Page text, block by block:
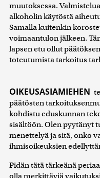
muutoksessa.
alkoholin käytöstä
Samalla kuitenkin
voimaantulon jälkeen.
lapsen etu ollut
toteutumista tarkoitus
OIKEUSASIAMIEHEN
päätösten
kohdistu eduskunnan
sisältöön. Olen pyytänyt
menettelyä ja sitä, onko
ihmisoikeuksien
Pidän tätä tärkeänä
olla merkittäviä